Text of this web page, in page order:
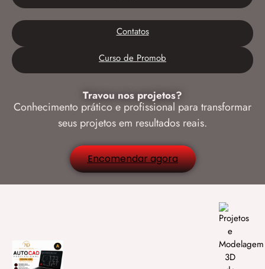
Contatos
Curso de Promob
Travou nos projetos?
Conhecimento prático e profissional para transformar
seus projetos em resultados reais.
Encomendar agora